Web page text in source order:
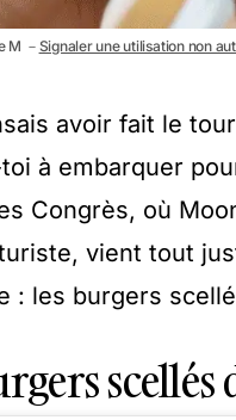
M － Signaler une utilisation non
avoir fait le
à embarquer
Congrès, où
vient tout
: les burgers